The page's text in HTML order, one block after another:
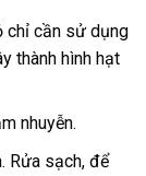
chỉ cần sử dụng
thành hình hạt
nhuyễn.
Rửa sạch, để